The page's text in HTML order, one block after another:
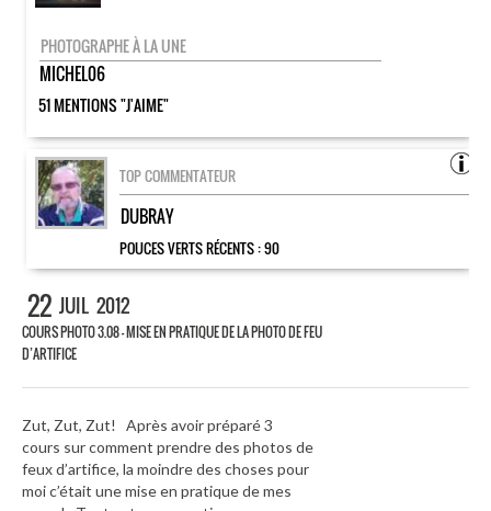
PHOTOGRAPHE À LA UNE
MICHEL06
51 MENTIONS "J'AIME"
TOP COMMENTATEUR
DUBRAY
POUCES VERTS RÉCENTS :90
22 JUIL 2012
COURS PHOTO 3.08 – MISE EN PRATIQUE DE LA PHOTO DE FEU
D’ARTIFICE
Zut, Zut, Zut! Après avoir préparé 3
cours sur comment prendre des photos de
feux d’artifice, la moindre des choses pour
moi c’était une mise en pratique de mes